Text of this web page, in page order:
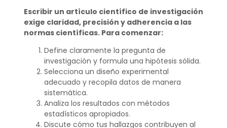
Escribir un artículo científico de investigación
exige claridad, precisión y adherencia a las
normas científicas. Para comenzar:
Define claramente la pregunta de
investigación y formula una hipótesis sólida.
Selecciona un diseño experimental
adecuado y recopila datos de manera
sistemática.
Analiza los resultados con métodos
estadísticos apropiados.
Discute cómo tus hallazgos contribuyen al